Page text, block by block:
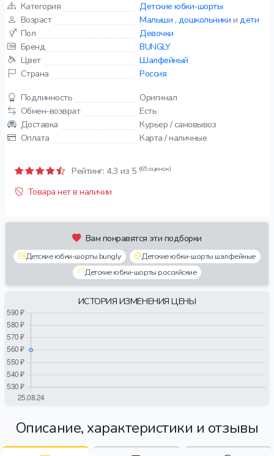
Категория
Детские юбки-шорты
Возраст
Малыши , дошкольники и дети
Пол
Девочки
Бренд
BUNGLY
Цвет
Шалфейный
Страна
Россия
Подлинность
Оригинал
Обмен-возврат
Есть
Доставка
Курьер / самовывоз
Оплата
Карта / наличные
Рейтинг: 4.3 из 5 (65 оценок)
Товара нет в наличии
Вам понравятся эти подборки
Детские юбки-шорты bungly
Детские юбки-шорты шалфейные
Детские юбки-шорты российские
ИСТОРИЯ ИЗМЕНЕНИЯ ЦЕНЫ
Описание, характеристики и отзывы